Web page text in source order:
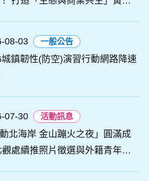
08-03 一般公告
鎮韌性(防空)演習行動網路降速
07-30 活動訊息
動北海岸 金山蹦火之夜」圓滿成